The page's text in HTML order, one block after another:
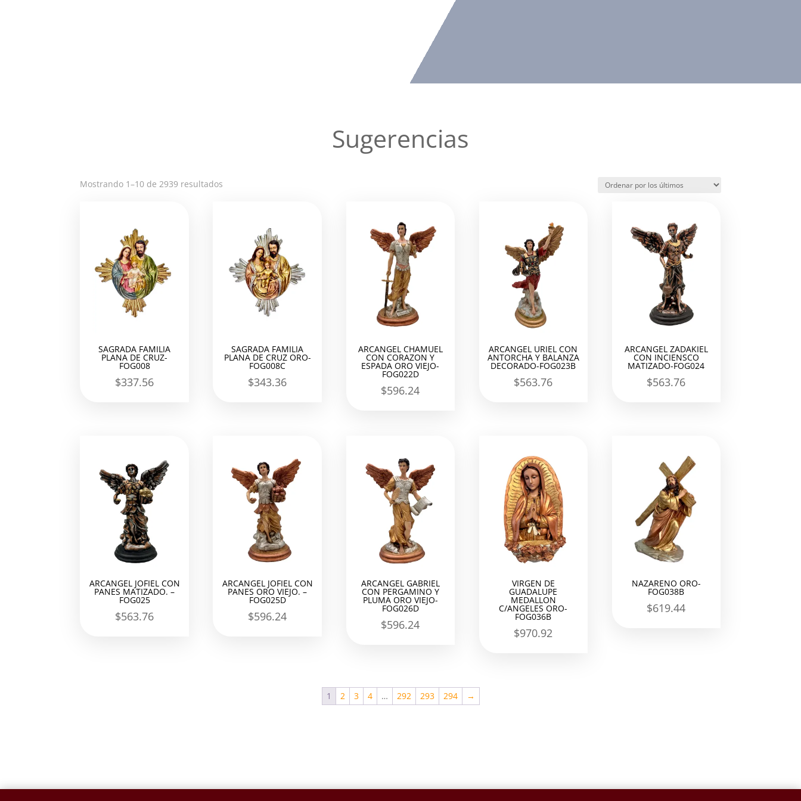
Sugerencias
Mostrando 1–10 de 2939 resultados
SAGRADA FAMILIA
PLANA DE CRUZ-
FOG008
$337.56
SAGRADA FAMILIA
PLANA DE CRUZ ORO-
FOG008C
$343.36
ARCANGEL CHAMUEL
CON CORAZON Y
ESPADA ORO VIEJO-
FOG022D
$596.24
ARCANGEL URIEL CON
ANTORCHA Y BALANZA
DECORADO-FOG023B
$563.76
ARCANGEL ZADAKIEL
CON INCIENSCO
MATIZADO-FOG024
$563.76
ARCANGEL JOFIEL CON
PANES MATIZADO. –
FOG025
$563.76
ARCANGEL JOFIEL CON
PANES ORO VIEJO. –
FOG025D
$596.24
ARCANGEL GABRIEL
CON PERGAMINO Y
PLUMA ORO VIEJO-
FOG026D
$596.24
VIRGEN DE
GUADALUPE
MEDALLON
C/ANGELES ORO-
FOG036B
$970.92
NAZARENO ORO-
FOG038B
$619.44
1 2 3 4 … 292 293 294 →